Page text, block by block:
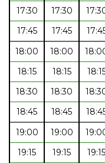
17:30
17:30
17:45
17:45
18:00
18:00
18:15
18:15
18:30
18:30
18:45
18:45
19:00
19:00
19:15
19:15 19:15